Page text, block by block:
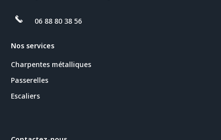
06 88 80 38 56
Nos services
Charpentes métalliques
Passerelles
Escaliers